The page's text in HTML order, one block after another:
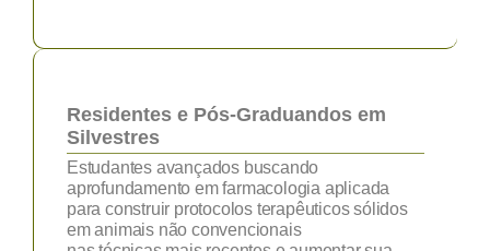
Residentes e Pós-Graduandos em
Silvestres
Estudantes avançados buscando
aprofundamento em farmacologia aplicada
para construir protocolos terapêuticos sólidos
em animais não convencionais